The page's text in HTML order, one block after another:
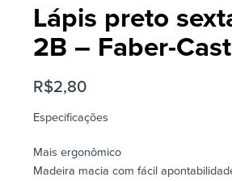
Lápis preto
2B – Faber-
R$2,80
Especificações
Mais ergonômico
Madeira macia com fácil